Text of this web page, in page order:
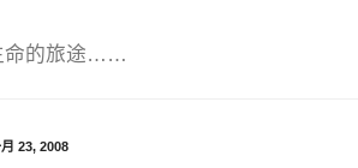
命的旅途……
23, 2008